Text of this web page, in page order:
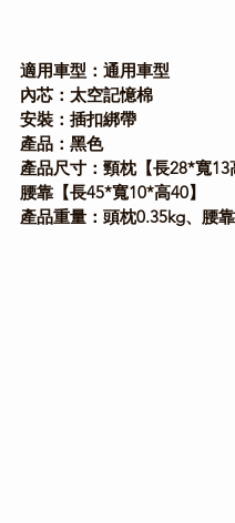
適用車型：通用車型
內芯：太空記憶棉
安裝：插扣綁帶
產品：黑色
產品尺寸：頸枕【長28*寬13
腰靠【長45*寬10*高40】
產品重量：頭枕0.35kg、腰